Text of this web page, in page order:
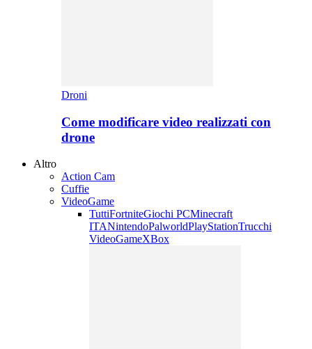
Droni
Come modificare video realizzati con
drone
Altro
Action Cam
Cuffie
VideoGame
TuttiFortniteGiochi PCMinecraft
ITANintendoPalworldPlayStationTrucchi
VideoGameXBox